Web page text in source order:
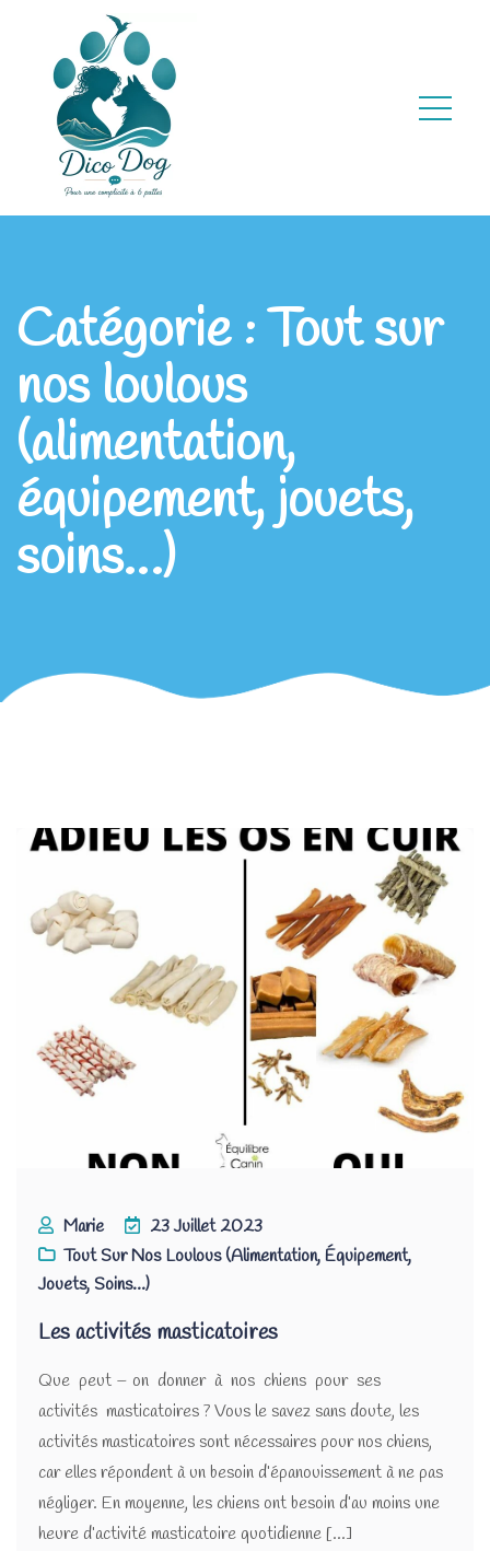
Catégorie :Tout sur
nos loulous
(alimentation,
équipement, jouets,
soins…)
Marie
23 Juillet 2023
Tout Sur Nos Loulous (alimentation, Équipement,
Jouets, Soins...)
Les activités masticatoires
Que peut – on donner à nos chiens pour ses
activités masticatoires ? Vous le savez sans doute, les
activités masticatoires sont nécessaires pour nos chiens,
car elles répondent à un besoin d’épanouissement à ne pas
négliger. En moyenne, les chiens ont besoin d’au moins une
heure d’activité masticatoire quotidienne [...]